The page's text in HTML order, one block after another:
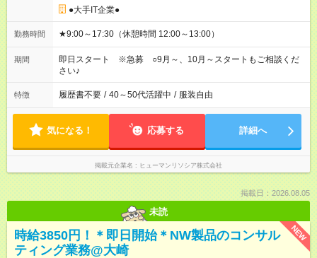
●大手IT企業●
勤務時間 ★9:00～17:30（休憩時間 12:00～13:00）
期間
即日スタート ※急募 ○9月～、10月～スタートもご相談くだ
さい♪
特徴 履歴書不要 / 40～50代活躍中 / 服装自由
気になる！ 応募する 詳細へ
掲載元企業名 ヒューマンリソシア株式会社
掲載日：2026.08.05
未読
NEW
時給3850円！＊即日開始＊NW製品のコンサル
ティング業務@大崎